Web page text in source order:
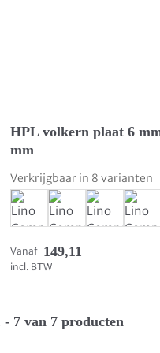
HPL volkern plaat 6
mm
Verkrijgbaar in 8 varianten
Vanaf 149,11
incl. BTW
- 7 van 7 producten